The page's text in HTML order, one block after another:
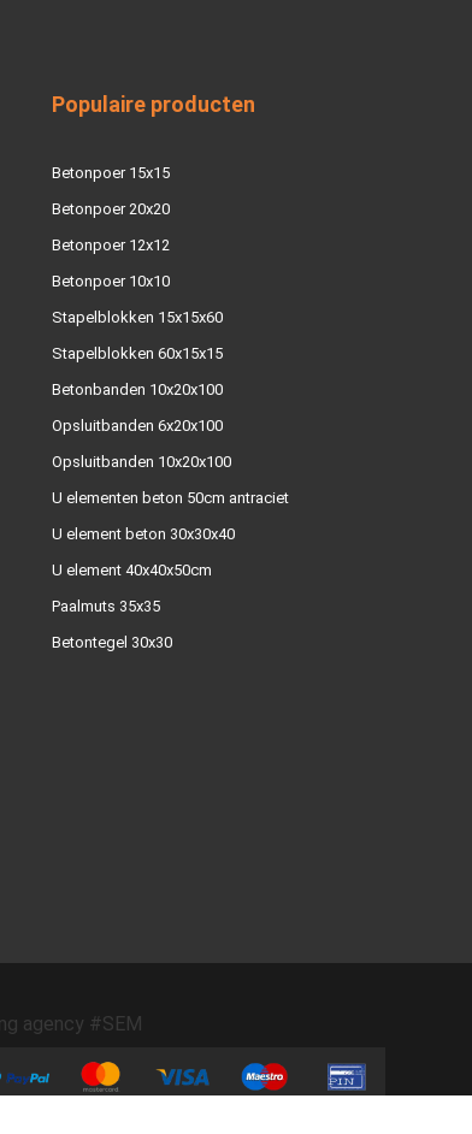
Populaire producten
Betonpoer 15x15
Betonpoer 20x20
Betonpoer 12x12
Betonpoer 10x10
Stapelblokken 15x15x60
Stapelblokken 60x15x15
Betonbanden 10x20x100
Opsluitbanden 6x20x100
Opsluitbanden 10x20x100
U elementen beton 50cm antraciet
U element beton 30x30x40
U element 40x40x50cm
Paalmuts 35x35
Betontegel 30x30
agency #SEM